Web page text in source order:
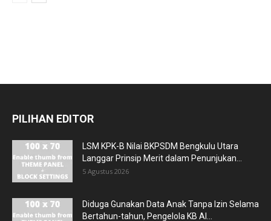
PILIHAN EDITOR
LSM KPK-B Nilai BKPSDM Bengkulu Utara
Langgar Prinsip Merit dalam Penunjukan...
5 Agustus 2026
Diduga Gunakan Data Anak Tanpa Izin Selama
Bertahun-tahun, Pengelola KB Al...